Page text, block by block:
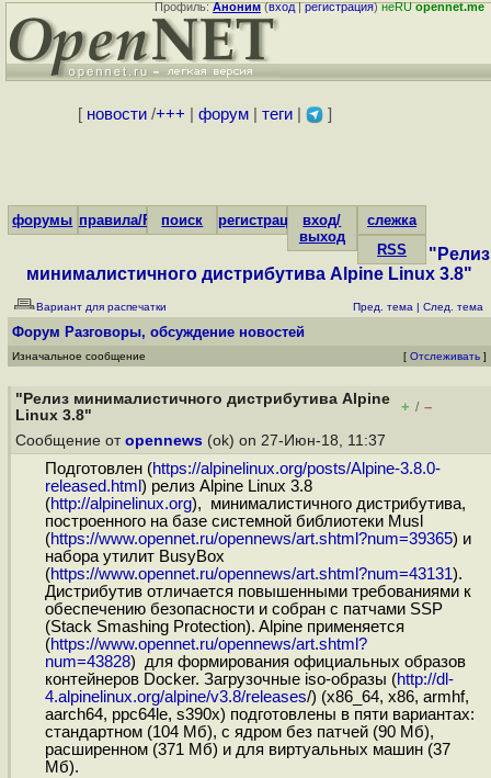
Профиль:Аноним(вход|регистрация)неRUopennet.me
[ новости/+++ форум| теги| ]
форумы правила/FAQпоиск регистрациявход/
выход
слежка
RSS
"Релиз
минималистичного дистрибутива Alpine Linux 3.8"
Вариант для распечатки Пред. тема | След. тема
Форум Разговоры, обсуждение новостей
Изначальное сообщение [ Отслеживать ]
"Релиз минималистичного дистрибутива Alpine
Linux 3.8"
+ / –
Сообщение от opennews (ok) on 27-Июн-18, 11:37
Подготовлен (https://alpinelinux.org/posts/Alpine-3.8.0-
released.html ) релиз Alpine Linux 3.8
(http://alpinelinux.org), минималистичного дистрибутива,
построенного на базе системной библиотеки Musl
(https://www.opennet.ru/opennews/art.shtml?num=39365) и
набора утилит BusyBox
(https://www.opennet.ru/opennews/art.shtml?num=43131).
Дистрибутив отличается повышенными требованиями к
обеспечению безопасности и собран с патчами SSP
(Stack Smashing Protection). Alpine применяется
(https://www.opennet.ru/opennews/art.shtml?
num=43828) для формирования официальных образов
контейнеров Docker. Загрузочные iso-образы (http://dl-
4.alpinelinux.org/alpine/v3.8/releases/) (x86_64, x86, armhf,
aarch64, ppc64le, s390x) подготовлены в пяти вариантах:
стандартном (104 Мб), с ядром без патчей (90 Мб),
расширенном (371 Мб) и для виртуальных машин (37
Мб).